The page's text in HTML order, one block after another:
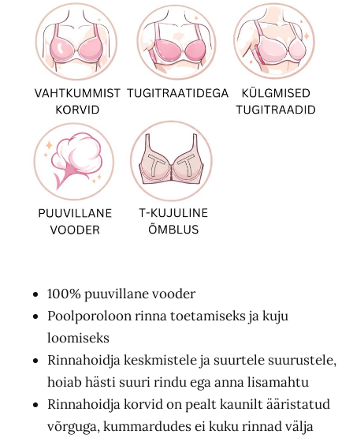
100% puuvillane vooder
Poolporoloon rinna toetamiseks ja kuju
loomiseks
Rinnahoidja keskmistele ja suurtele suurustele,
hoiab hästi suuri rindu ega anna lisamahtu
Rinnahoidja korvid on pealt kaunilt ääristatud
võrguga, kummardudes ei kuku rinnad välja